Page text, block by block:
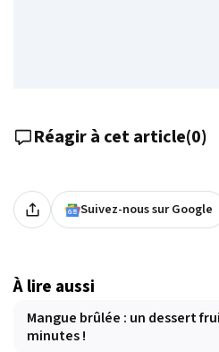
Réagir à cet article(0)
Suivez-nous sur Google
À lire aussi
Mangue brûlée : un dessert
minutes !